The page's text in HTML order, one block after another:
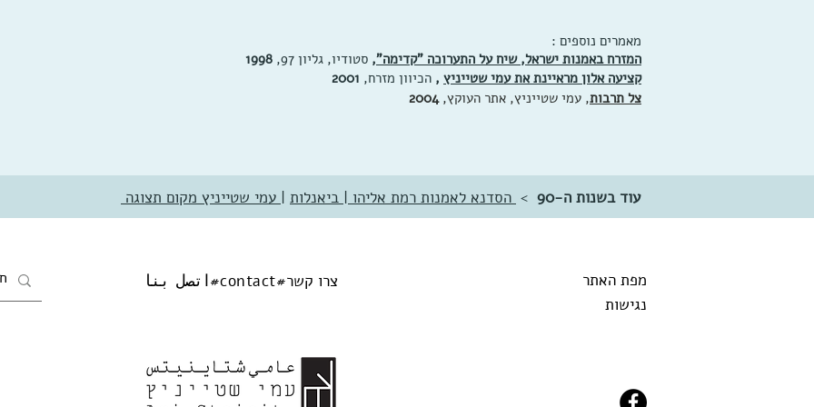
מאמרים נוספים :
המזרח באמנות ישראל, שיח על התערוכה "קדימה", סטודיו, גליון 97,
1998
קציעה אלון מראיינת את עמי שטייניץ , הכיוון מזרח, 2001
צל תרבות, עמי שטייניץ, אתר העוקץ,2004
עוד בשנות ה-90 > הסדנא לאמנות רמת אליהו | ביאנלות | עמי שטייניץ מקום תצוגה
צרו קשר#contact
# اتصل بنا
מפת האתר
נגישות